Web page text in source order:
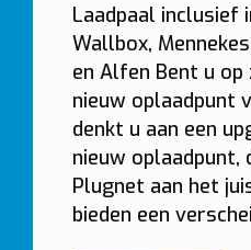
Laadpaal inclusief
Wallbox,
en Alfen Bent u op
nieuw oplaadpunt
denkt u aan een
nieuw oplaadpunt,
Plugnet aan het
bieden een